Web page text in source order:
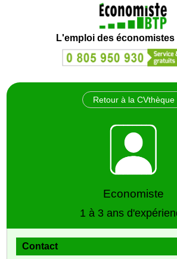
L'emploi des économistes
Retour à la CVthèque
Economiste
1 à 3 ans
Contact